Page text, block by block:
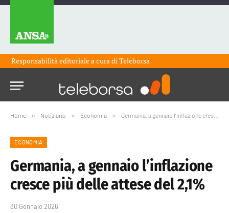
Responsabilità editoriale a cura diTeleborsa
Home » Notiziario » Economia » Germania, a gennaio l’inflazione cresce più delle attese del 2,1%
ECONOMIA
Germania, a gennaio l’inflazione
cresce più delle attese del 2,1%
30 Gennaio 2026